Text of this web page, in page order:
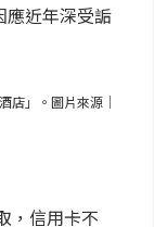
應近年深受詬
店」。圖片來源｜
，信用卡不